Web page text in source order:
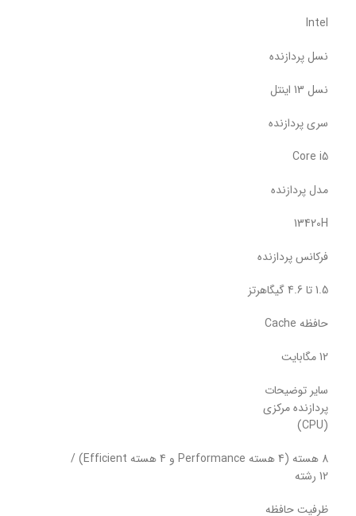
Intel
نسل پردازنده
نسل 13 اینتل
سری پردازنده
Core i5
مدل پردازنده
13420H
فرکانس پردازنده
1.5 تا 4.6 گیگاهرتز
حافظه Cache
12 مگابایت
سایر توضیحات
پردازنده مرکزی
(CPU)
8 هسته (4 هسته Performance و 4 هسته Efficient) /
12 رشته
ظرفیت حافظه